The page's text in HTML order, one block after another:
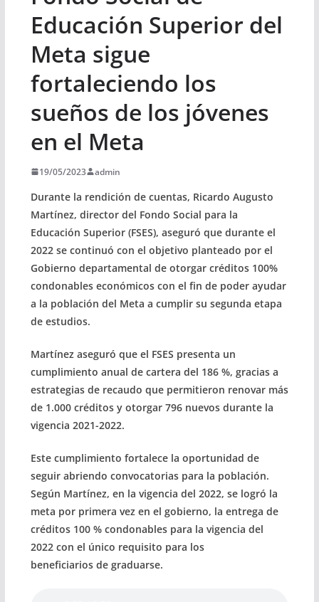
Educación Superior del
Meta sigue
fortaleciendo los
sueños de los jóvenes
en el Meta
19/05/2023 admin
Durante la rendición de cuentas, Ricardo Augusto
Martínez, director del Fondo Social para la
Educación Superior (FSES), aseguró que durante el
2022 se continuó con el objetivo planteado por el
Gobierno departamental de otorgar créditos 100%
condonables económicos con el fin de poder ayudar
a la población del Meta a cumplir su segunda etapa
de estudios.
Martínez aseguró que el FSES presenta un
cumplimiento anual de cartera del 186 %, gracias a
estrategias de recaudo que permitieron renovar más
de 1.000 créditos y otorgar 796 nuevos durante la
vigencia 2021-2022.
Este cumplimiento fortalece la oportunidad de
seguir abriendo convocatorias para la población.
Según Martínez, en la vigencia del 2022, se logró la
meta por primera vez en el gobierno, la entrega de
créditos 100 % condonables para la vigencia del
2022 con el único requisito para los
beneficiarios de graduarse.